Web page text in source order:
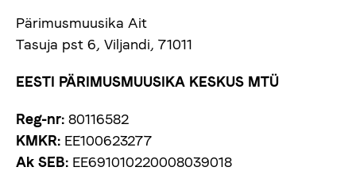
Pärimusmuusika Ait
Tasuja pst 6, Viljandi, 71011
EESTI PÄRIMUSMUUSIKA KESKUS MTÜ
Reg-nr: 80116582
KMKR: EE100623277
Ak SEB: EE691010220008039018